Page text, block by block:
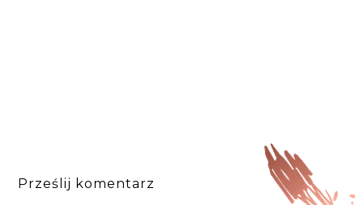
Prześlij komentarz